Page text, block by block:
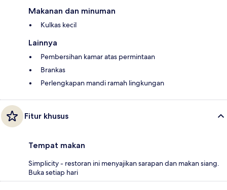
Makanan dan minuman
Kulkas kecil
Lainnya
Pembersihan kamar atas permintaan
Brankas
Perlengkapan mandi ramah lingkungan
Fitur khusus
Tempat makan
Simplicity - restoran ini menyajikan sarapan dan makan siang.
Buka setiap hari